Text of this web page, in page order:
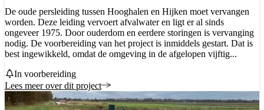
De oude persleiding tussen Hooghalen en Hijken moet vervangen
worden. Deze leiding vervoert afvalwater en ligt er al sinds
ongeveer 1975. Door ouderdom en eerdere storingen is vervanging
nodig. De voorbereiding van het project is inmiddels gestart. Dat is
best ingewikkeld, omdat de omgeving in de afgelopen vijftig...
Status
In voorbereiding
Lees meer over dit project